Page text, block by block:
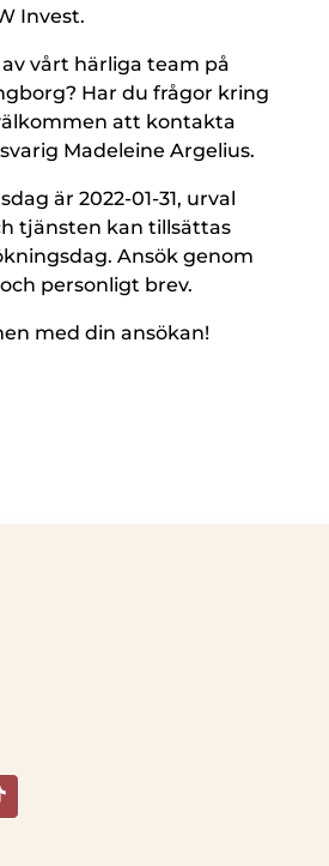
Invest.
vårt härliga team på
Har du frågor kring
att kontakta
Madeleine Argelius.
är 2022-01-31, urval
tjänsten kan tillsättas
Ansök genom
personligt brev.
med din ansökan!